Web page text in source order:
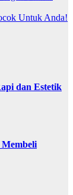
Untuk Anda!
dan Estetik